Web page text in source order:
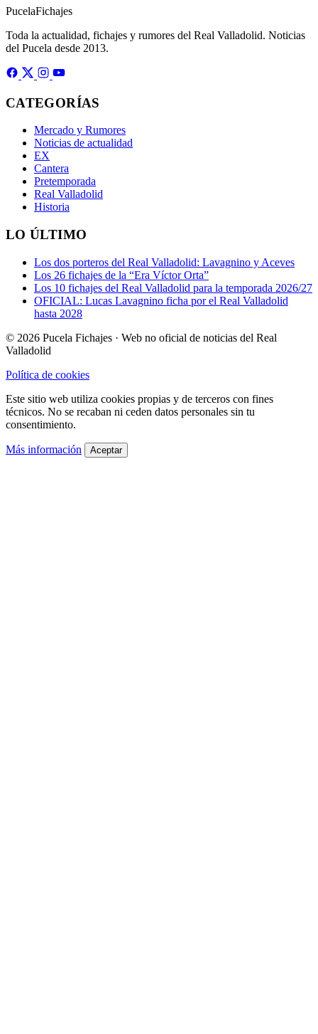
PucelaFichajes
Toda la actualidad, fichajes y rumores del Real Valladolid. Noticias
del Pucela desde 2013.
CATEGORÍAS
Mercado y Rumores
Noticias de actualidad
EX
Cantera
Pretemporada
Real Valladolid
Historia
LO ÚLTIMO
Los dos porteros del Real Valladolid: Lavagnino y Aceves
Los 26 fichajes de la “Era Víctor Orta”
Los 10 fichajes del Real Valladolid para la temporada 2026/27
OFICIAL: Lucas Lavagnino ficha por el Real Valladolid
hasta 2028
© 2026 Pucela Fichajes · Web no oficial de noticias del Real
Valladolid
Política de cookies
Este sitio web utiliza cookies propias y de terceros con fines
técnicos. No se recaban ni ceden datos personales sin tu
consentimiento.
Más información Aceptar